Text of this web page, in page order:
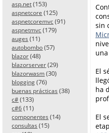
asp.net (153)
aspnetcore (125)
aspnetcoremvc (91)
aspnetmvc (179)
auges (11)
autobombo (57)
blazor (48)
blazorserver (29)
blazorwasm (30)
blogging (76)
buenas prácticas (38)
c# (133)
c#6 (11)
componentes (14)
consultas (15)
sin
El
ha
El